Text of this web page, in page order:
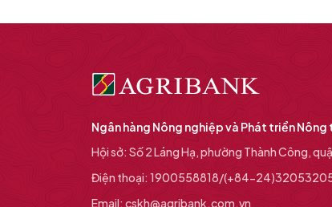
Ngân hàng Nông nghiệp và Phát triển Nông
Hội sở: Số 2 Láng Hạ, phường Thành Công,
Điện thoại: 1900558818/(+84-
Email: cskh@agribank.com.vn